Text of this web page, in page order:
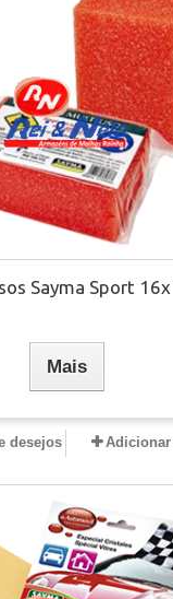
Sayma Sport
Mais
desejos Adicionar